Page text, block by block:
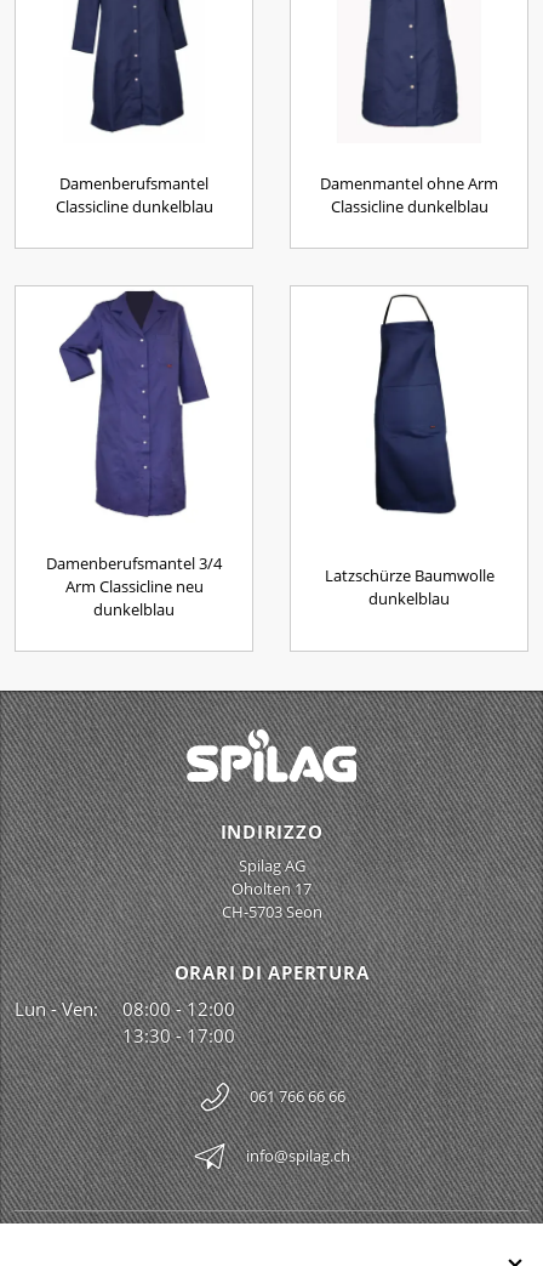
Damenberufsmantel
Classicline dunkelblau
Damenmantel ohne Arm
Classicline dunkelblau
Damenberufsmantel 3/4
Arm Classicline neu
dunkelblau
Latzschürze Baumwolle
dunkelblau
INDIRIZZO
Spilag AG
Oholten 17
CH-5703 Seon
ORARI DI APERTURA
Lun - Ven:
08:00 - 12:00
13:30 - 17:00
061 766 66 66
info@spilag.ch